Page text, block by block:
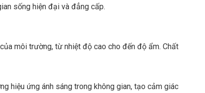
sống hiện đại và đẳng cấp.
môi trường, từ nhiệt độ cao cho đến độ ẩm. Chất
hiệu ứng ánh sáng trong không gian, tạo cảm giác